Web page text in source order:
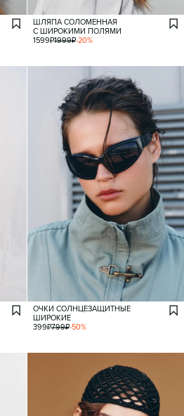
ШЛЯПА СОЛОМЕННАЯ
С ШИРОКИМИ ПОЛЯМИ
1599₽1999₽-20%
ОЧКИ СОЛНЦЕЗАЩИТНЫЕ
ШИРОКИЕ
399₽799₽-50%